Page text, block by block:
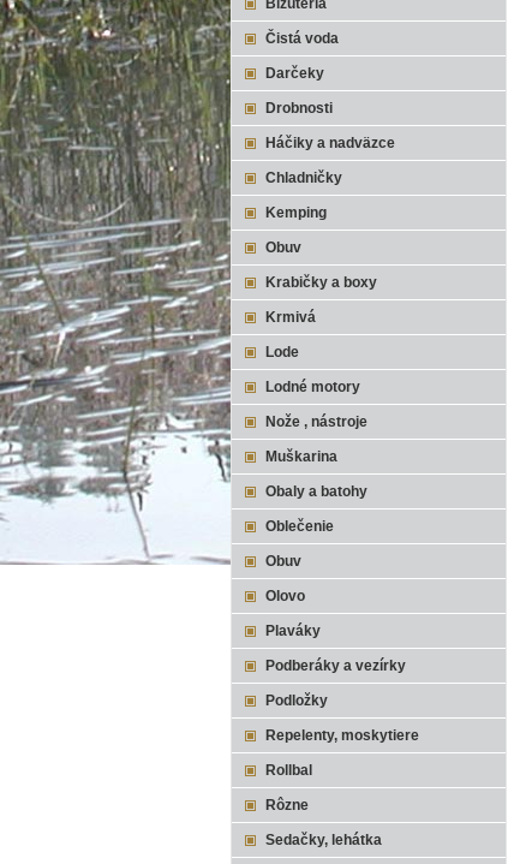
Bižutéria
Čistá voda
Darčeky
Drobnosti
Háčiky a nadväzce
Chladničky
Kemping
Obuv
Krabičky a boxy
Krmivá
Lode
Lodné motory
Nože , nástroje
Muškarina
Obaly a batohy
Oblečenie
Obuv
Olovo
Plaváky
Podberáky a vezírky
Podložky
Repelenty, moskytiere
Rollbal
Rôzne
Sedačky, lehátka